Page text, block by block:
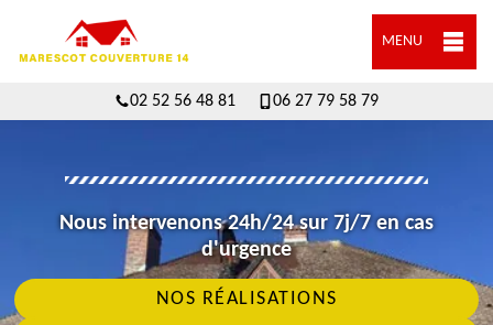
MENU
02 52 56 48 81 06 27 79 58 79
Nous intervenons 24h/24 sur 7j/7 en cas
d'urgence
NOS RÉALISATIONS